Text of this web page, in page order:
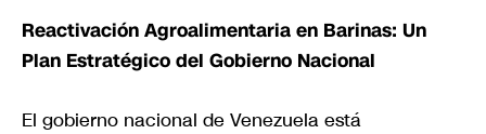
Reactivación Agroalimentaria en Barinas: Un
Plan Estratégico del Gobierno Nacional
El gobierno nacional de Venezuela está